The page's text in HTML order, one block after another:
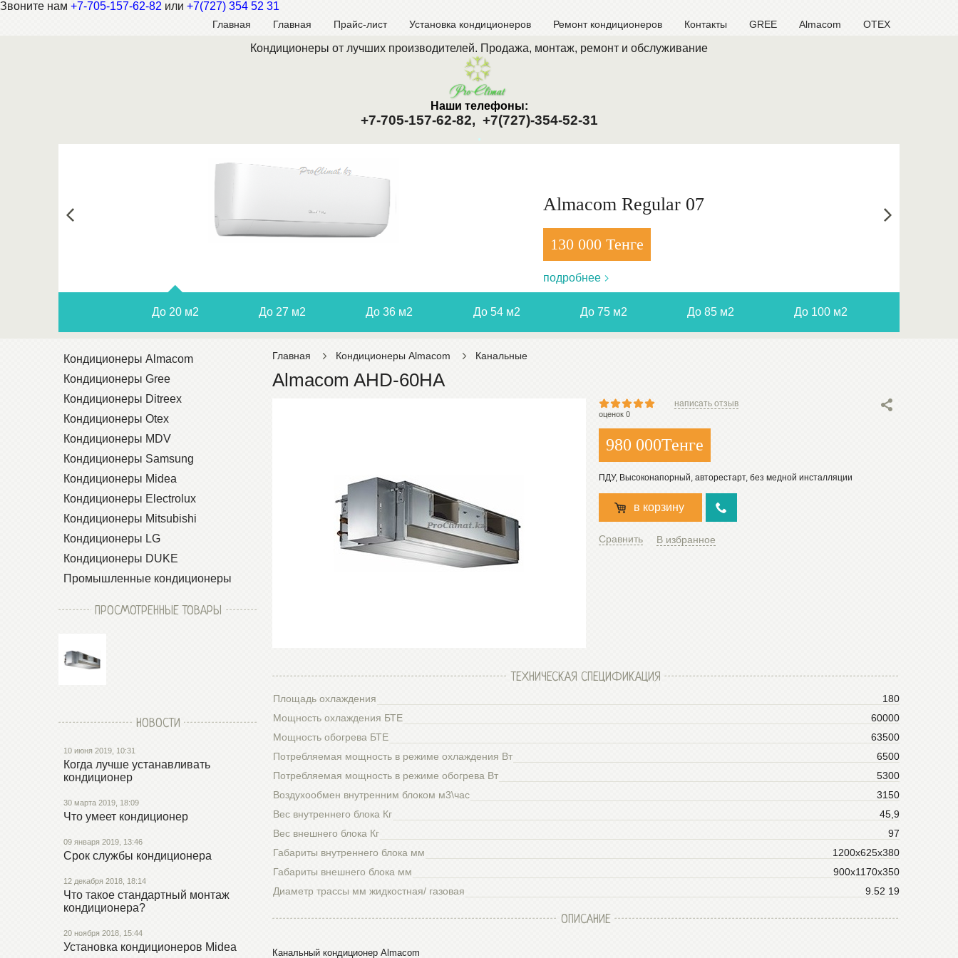
Звоните нам +7-705-157-62-82 или +7(727) 354 52 31
Главная Главная Прайс-лист Установка кондиционеров Ремонт кондиционеров Контакты GREE Almacom OTEX
Кондиционеры от лучших производителей. Продажа, монтаж, ремонт и обслуживание
Наши телефоны:
+7-705-157-62-82, +7(727)-354-52-31
.
Almacom Regular 07
130 000 Тенге
подробнее
До 20 м2 До 27 м2 До 36 м2 До 54 м2 До 75 м2 До 85 м2 До 100 м2
Кондиционеры Almacom
Кондиционеры Gree
Кондиционеры Ditreex
Кондиционеры Otex
Кондиционеры MDV
Кондиционеры Samsung
Кондиционеры Midea
Кондиционеры Electrolux
Кондиционеры Mitsubishi
Кондиционеры LG
Кондиционеры DUKE
Промышленные кондиционеры
Главная Кондиционеры Almacom Канальные
Almacom AHD-60HA
оценок 0
написать отзыв
980 000Тенге
ПДУ, Высоконапорный, авторестарт, без медной инсталляции
в корзину
Сравнить В избранное
ТЕХНИЧЕСКАЯ СПЕЦИФИКАЦИЯ
Площадь охлаждения
180
Мощность охлаждения БТЕ
60000
Мощность обогрева БТЕ
63500
Потребляемая мощность в режиме охлаждения Вт
6500
Потребляемая мощность в режиме обогрева Вт
5300
Воздухообмен внутренним блоком м3\час
3150
Вес внутреннего блока Кг
45,9
Вес внешнего блока Кг
97
Габариты внутреннего блока мм
1200х625х380
Габариты внешнего блока мм
900х1170х350
Диаметр трассы мм жидкостная/ газовая
9.52 19
ОПИСАНИЕ
Канальный кондиционер Almacom
ПРОСМОТРЕННЫЕ ТОВАРЫ
НОВОСТИ
10 июня 2019, 10:31
Когда лучше устанавливать
кондиционер
30 марта 2019, 18:09
Что умеет кондиционер
09 января 2019, 13:46
Срок службы кондиционера
12 декабря 2018, 18:14
Что такое стандартный монтаж
кондиционера?
20 ноября 2018, 15:44
Установка кондиционеров Midea